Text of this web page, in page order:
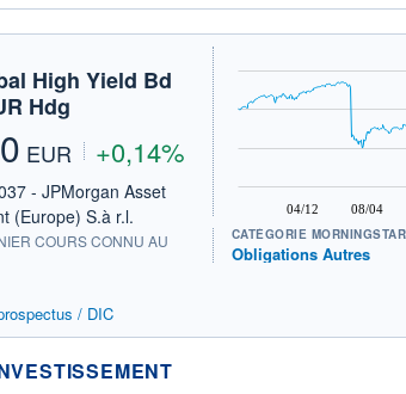
High Yield Bd
Hdg
EUR +0,14%
- JPMorgan Asset
(Europe) S.à r.l.
COURS CONNU AU
/ DIC
04/12 08/04
CATÉGORIE MORNINGSTAR
Obligations Autres